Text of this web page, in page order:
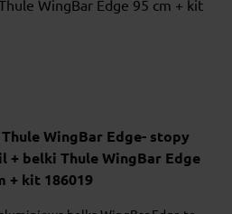
WingBar Edge- stopy
+ belki Thule WingBar Edge
+ kit 186019